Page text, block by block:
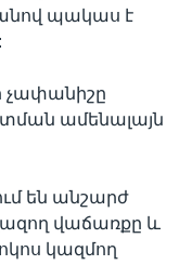
պակաս է
չափանիշը
ամենալայն
են անշարժ
վաճառքը և
կազմող